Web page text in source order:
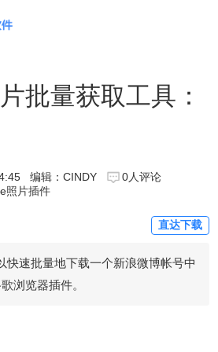
批量获取工具：
编辑：CINDY
0人评论
照片插件
直达下载
快速批量地下载一个新浪微博帐号中
浏览器插件。